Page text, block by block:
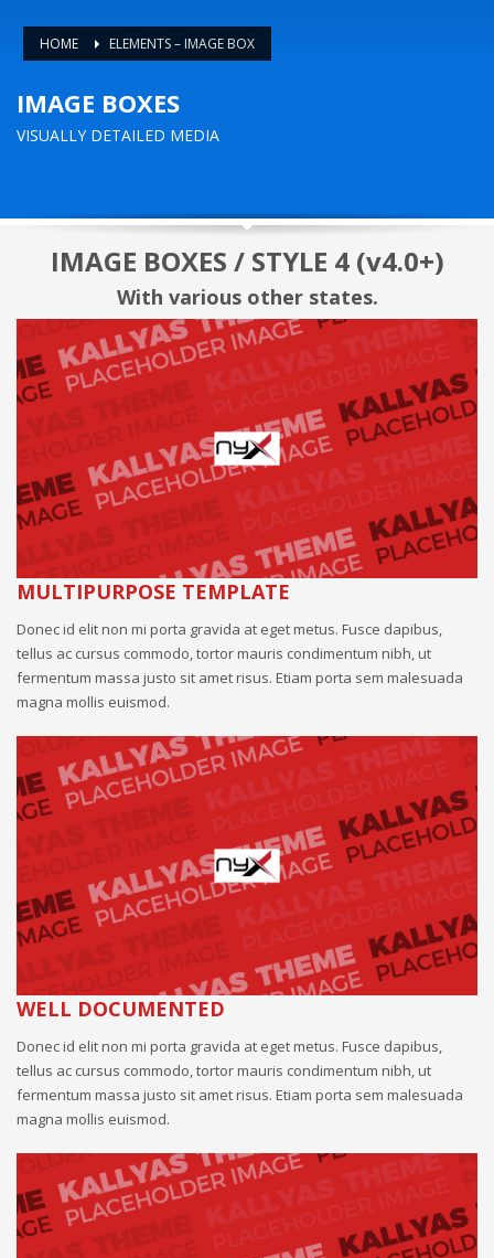
HOME ELEMENTS – IMAGE BOX
IMAGE BOXES
VISUALLY DETAILED MEDIA
IMAGE BOXES / STYLE 4 (v4.0+)
With various other states.
MULTIPURPOSE TEMPLATE
Donec id elit non mi porta gravida at eget metus. Fusce dapibus,
tellus ac cursus commodo, tortor mauris condimentum nibh, ut
fermentum massa justo sit amet risus. Etiam porta sem malesuada
magna mollis euismod.
WELL DOCUMENTED
Donec id elit non mi porta gravida at eget metus. Fusce dapibus,
tellus ac cursus commodo, tortor mauris condimentum nibh, ut
fermentum massa justo sit amet risus. Etiam porta sem malesuada
magna mollis euismod.